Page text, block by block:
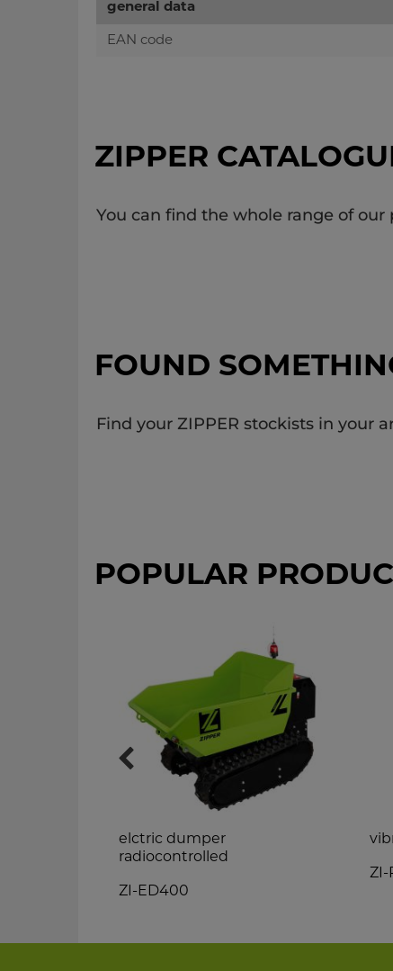
general data
EAN code
ZIPPER
You can find the whole range of
FOUND
Find your ZIPPER stockists in your
POPULAR
elctric dumper
radiocontrolled
ZI-ED400
ZI-